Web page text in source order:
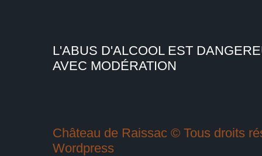
L'ABUS D'ALCOOL EST
AVEC MODÉRATION
Château de Raissac © Tous droits
Wordpress